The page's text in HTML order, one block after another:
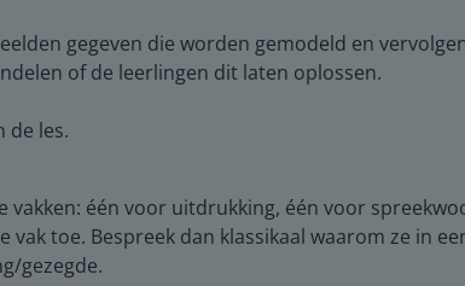
gegeven die worden gemodeld en
of de leerlingen dit laten oplossen.
de les.
vakken: één voor uitdrukking, één voor
vak toe. Bespreek dan klassikaal waarom ze in
gezegde.